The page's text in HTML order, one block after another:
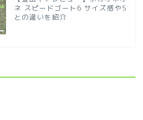
ネ スピードゴート6 サイズ感や5
との違いを紹介